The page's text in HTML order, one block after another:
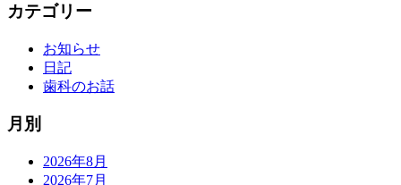
カテゴリー
お知らせ
日記
歯科のお話
月別
2026年8月
2026年7月